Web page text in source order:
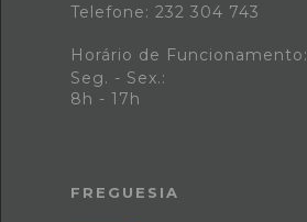
Telefone: 232 304 743
Horário de Funcionamento:
Seg. - Sex.:
8h - 17h
FREGUESIA